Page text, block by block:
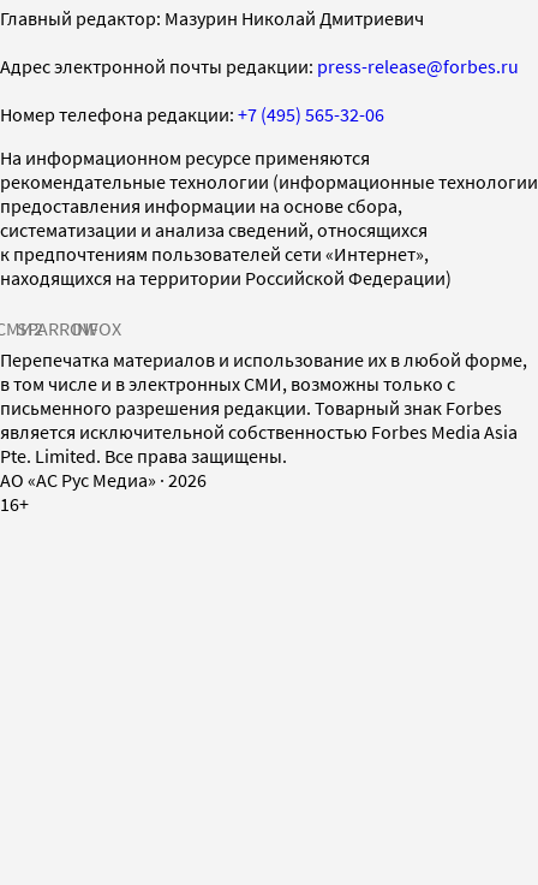
Главный редактор: Мазурин Николай Дмитриевич
Адрес электронной почты редакции: press-release@forbes.ru
Номер телефона редакции: +7 (495) 565-32-06
На информационном ресурсе применяются
рекомендательные технологии (информационные технологии
предоставления информации на основе сбора,
систематизации и анализа сведений, относящихся
к предпочтениям пользователей сети «Интернет»,
находящихся на территории Российской Федерации)
SPARROWINFOX
Перепечатка материалов и использование их в любой форме,
в том числе и в электронных СМИ, возможны только с
письменного разрешения редакции. Товарный знак Forbes
является исключительной собственностью Forbes Media Asia
Pte. Limited. Все права защищены.
AO «АС Рус Медиа» · 2026
16+